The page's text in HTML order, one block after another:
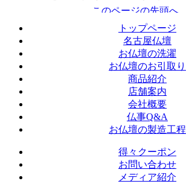
トップページ
名古屋仏壇
お仏壇の洗濯
お仏壇のお引取り
商品紹介
店舗案内
会社概要
仏事Q&A
お仏壇の製造工程
得々クーポン
お問い合わせ
メディア紹介